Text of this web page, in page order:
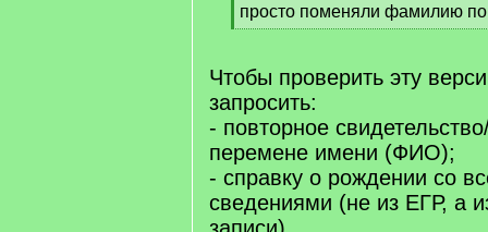
[
q
просто поменяли фамилию
[
q
]
Чтобы проверить эту
запросить:
- повторное
перемене имени (ФИО);
- справку о рождении со
сведениями (не из ЕГР, а